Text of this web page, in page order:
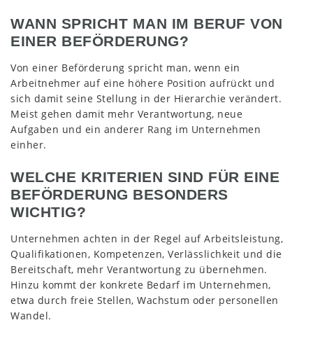
WANN SPRICHT MAN IM BERUF VON
EINER BEFÖRDERUNG?
Von einer Beförderung spricht man, wenn ein
Arbeitnehmer auf eine höhere Position aufrückt und
sich damit seine Stellung in der Hierarchie verändert.
Meist gehen damit mehr Verantwortung, neue
Aufgaben und ein anderer Rang im Unternehmen
einher.
WELCHE KRITERIEN SIND FÜR EINE
BEFÖRDERUNG BESONDERS
WICHTIG?
Unternehmen achten in der Regel auf Arbeitsleistung,
Qualifikationen, Kompetenzen, Verlässlichkeit und die
Bereitschaft, mehr Verantwortung zu übernehmen.
Hinzu kommt der konkrete Bedarf im Unternehmen,
etwa durch freie Stellen, Wachstum oder personellen
Wandel.